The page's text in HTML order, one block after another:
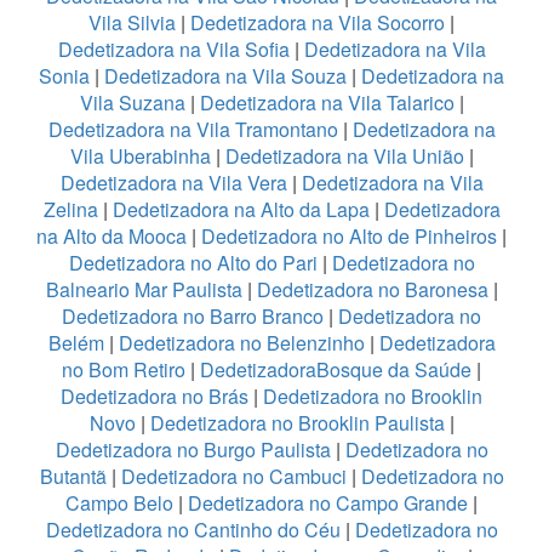
Vila Silvia | Dedetizadora na Vila Socorro |
Dedetizadora na Vila Sofia| Dedetizadora na Vila
Sonia | Dedetizadora na Vila Souza | Dedetizadora na
Vila Suzana| Dedetizadora na Vila Talarico|
Dedetizadora na Vila Tramontano| Dedetizadora na
Vila Uberabinha| Dedetizadora na Vila União|
Dedetizadora na Vila Vera| Dedetizadora na Vila
Zelina| Dedetizadora na Alto da Lapa| Dedetizadora
na Alto da Mooca | Dedetizadora no Alto de Pinheiros |
Dedetizadora no Alto do Pari | Dedetizadora no
Balneario Mar Paulista| Dedetizadora no Baronesa|
Dedetizadora no Barro Branco | Dedetizadora no
Belém| Dedetizadora no Belenzinho| Dedetizadora
no Bom Retiro | DedetizadoraBosque da Saúde |
Dedetizadora no Brás | Dedetizadora no Brooklin
Novo| Dedetizadora no Brooklin Paulista|
Dedetizadora no Burgo Paulista| Dedetizadora no
Butantã| Dedetizadora no Cambuci | Dedetizadora no
Campo Belo | Dedetizadora no Campo Grande |
Dedetizadora no Cantinho do Céu | Dedetizadora no